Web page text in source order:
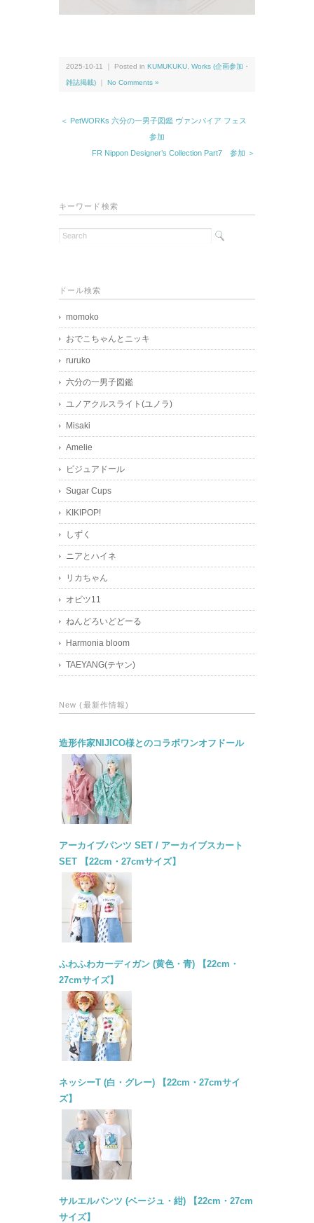
2025-10-11 ｜ Posted in KUMUKUKU, Works (企画参加・
雑誌掲載) No Comments »
＜ PetWORKs 六分の一男子図鑑 ヴァンパイア フェス
参加
FR Nippon Designer’s Collection Part7 参加 ＞
キーワード検索
ドール検索
momoko
おでこちゃんとニッキ
ruruko
六分の一男子図鑑
ユノアクルスライト(ユノラ)
Misaki
Amelie
ビジュアドール
Sugar Cups
KIKIPOP!
しずく
ニアとハイネ
リカちゃん
オビツ11
ねんどろいどどーる
Harmonia bloom
TAEYANG(テヤン)
New (最新作情報)
造形作家NIJICO様とのコラボワンオフドール
アーカイブパンツ SET / アーカイブスカート
SET 【22cm・27cmサイズ】
ふわふわカーディガン (黄色・青) 【22cm・
27cmサイズ】
ネッシーT (白・グレー) 【22cm・27cmサイ
ズ】
サルエルパンツ (ベージュ・紺) 【22cm・27cm
サイズ】